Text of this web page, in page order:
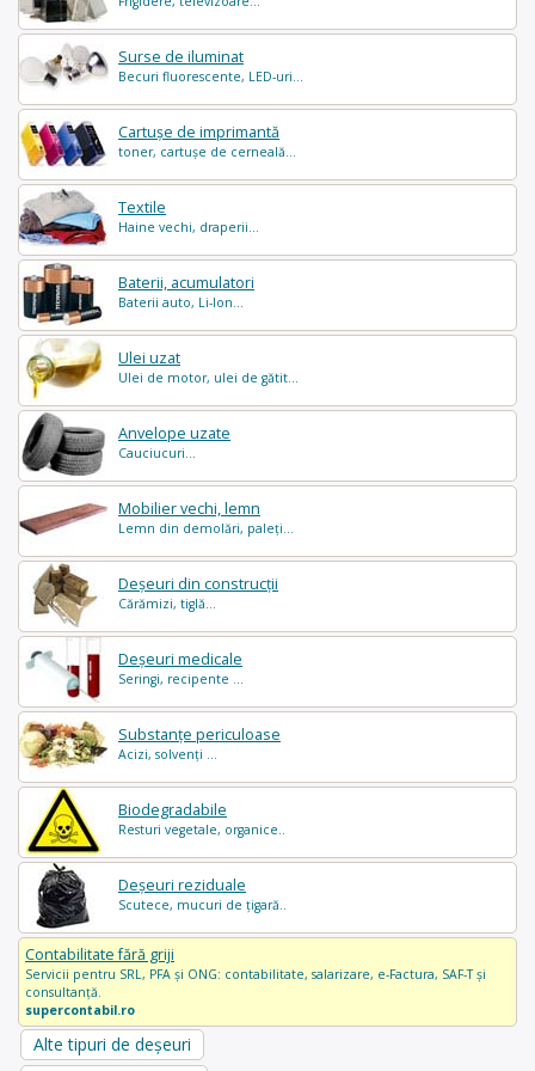
Surse de iluminat
Becuri fluorescente, LED-uri...
Cartușe de imprimantă
toner, cartușe de cerneală...
Textile
Haine vechi, draperii...
Baterii, acumulatori
Baterii auto, Li-Ion...
Ulei uzat
Ulei de motor, ulei de gătit...
Anvelope uzate
Cauciucuri...
Mobilier vechi, lemn
Lemn din demolări, paleți...
Deșeuri din construcții
Cărămizi, tiglă...
Deșeuri medicale
Seringi, recipente ...
Substanțe periculoase
Acizi, solvenți ...
Biodegradabile
Resturi vegetale, organice..
Deșeuri reziduale
Scutece, mucuri de țigară..
Contabilitate fără griji
Servicii pentru SRL, PFA și ONG: contabilitate, salarizare, e-Factura, SAF-T și
consultanță.
supercontabil.ro
Alte tipuri de deșeuri